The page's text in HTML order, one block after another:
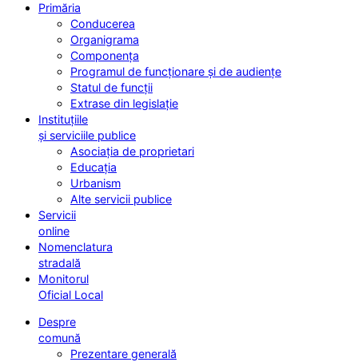
Primăria
Conducerea
Organigrama
Componența
Programul de funcționare și de audiențe
Statul de funcții
Extrase din legislație
Instituțiile
și serviciile publice
Asociația de proprietari
Educația
Urbanism
Alte servicii publice
Servicii
online
Nomenclatura
stradală
Monitorul
Oficial Local
Despre
comună
Prezentare generală